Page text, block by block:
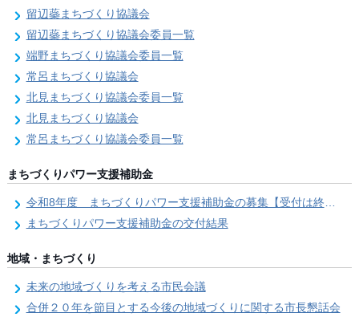
留辺蘂まちづくり協議会
留辺蘂まちづくり協議会委員一覧
端野まちづくり協議会委員一覧
常呂まちづくり協議会
北見まちづくり協議会委員一覧
北見まちづくり協議会
常呂まちづくり協議会委員一覧
まちづくりパワー支援補助金
令和8年度 まちづくりパワー支援補助金の募集【受付は終了しました。】
まちづくりパワー支援補助金の交付結果
地域・まちづくり
未来の地域づくりを考える市民会議
合併２０年を節目とする今後の地域づくりに関する市長懇話会